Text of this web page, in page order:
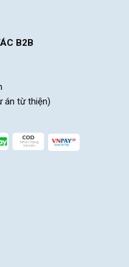
B2B
án từ thiện)